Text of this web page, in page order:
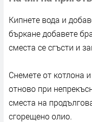
Кипнете вода и
бъркане добавете
сместа се сгъсти и
Снемете от котлона
отново при
сместа на
сгорещено олио.